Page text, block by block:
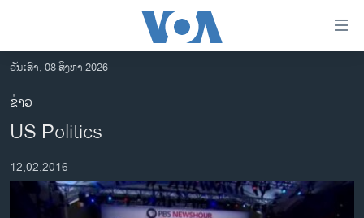
ເຂົ້າ
ຫາ
ຂ້າມ
ຂ້າມ
ໄປ
ອາເມຣິກາ
ການເລືອກຕັ້ງ ປະທານາທີບໍດີ ສະຫະລັດ 2024
ຂ່າວ​ຈີນ
ວັນເສົາ, 08 ສິງຫາ 2026
ຂ່າວ
US Politics
12,02,2016